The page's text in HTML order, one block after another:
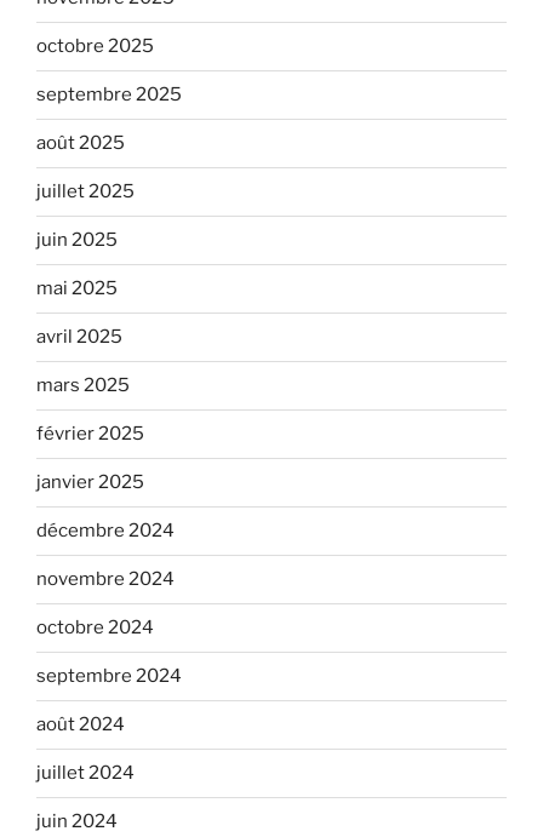
octobre 2025
septembre 2025
août 2025
juillet 2025
juin 2025
mai 2025
avril 2025
mars 2025
février 2025
janvier 2025
décembre 2024
novembre 2024
octobre 2024
septembre 2024
août 2024
juillet 2024
juin 2024